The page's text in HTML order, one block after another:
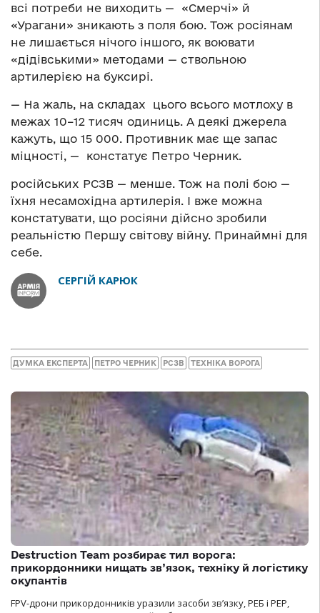
всі потреби не виходить — «Смерчі» й
«Урагани» зникають з поля бою. Тож росіянам
не лишається нічого іншого, як воювати
«дідівськими» методами — ствольною
артилерією на буксирі.
— На жаль, на складах цього всього мотлоху в
межах 10–12 тисяч одиниць. А деякі джерела
кажуть, що 15 000. Противник має ще запас
міцності, — констатує Петро Черник.
російських РСЗВ — менше. Тож на полі бою —
їхня несамохідна артилерія. І вже можна
констатувати, що росіяни дійсно зробили
реальністю Першу світову війну. Принаймні для
себе.
СЕРГІЙ КАРЮК
ДУМКА ЕКСПЕРТА ПЕТРО ЧЕРНИК РСЗВ ТЕХНІКА ВОРОГА
Destruction Team розбирає тил ворога:
прикордонники нищать зв’язок, техніку й логістику
окупантів
FPV-дрони прикордонників уразили засоби зв’язку, РЕБ і РЕР,